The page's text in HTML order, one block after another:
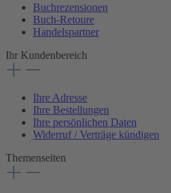
Buchrezensionen
Buch-Retoure
Handelspartner
Ihr Kundenbereich
Ihre Adresse
Ihre Bestellungen
Ihre persönlichen Daten
Widerruf / Verträge kündigen
Themenseiten